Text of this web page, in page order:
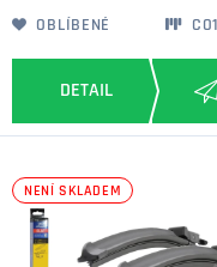
OBLÍBENÉ
NENÍ SKLADEM